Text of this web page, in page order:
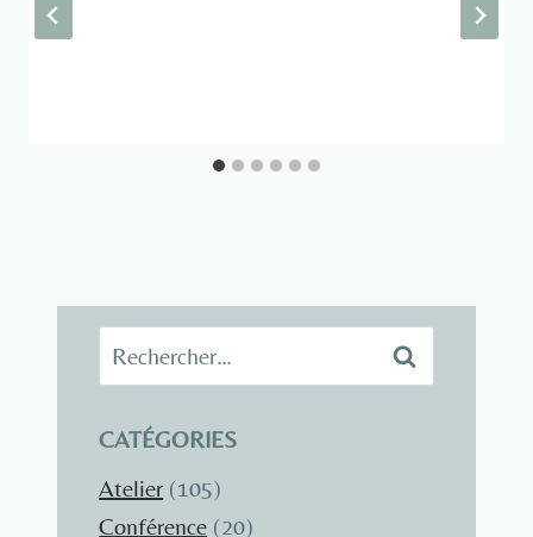
Rechercher :
CATÉGORIES
Atelier (105)
Conférence (20)